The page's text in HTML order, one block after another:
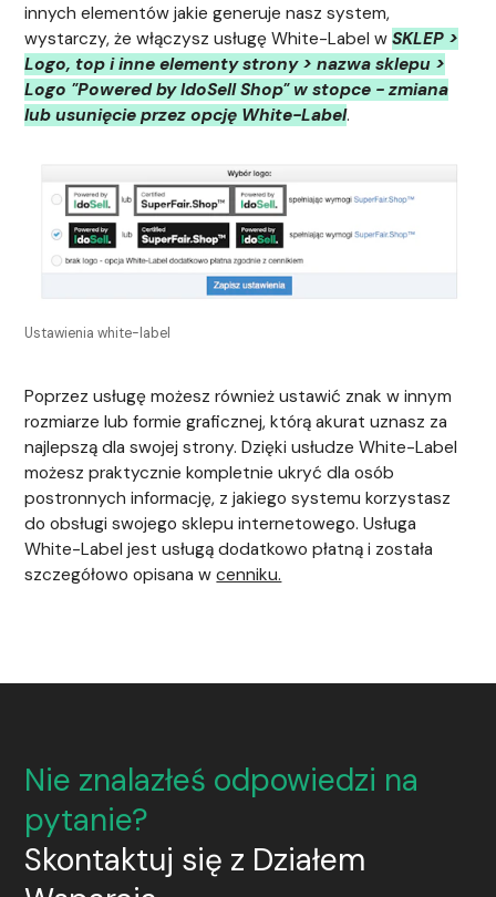
innych elementów jakie generuje nasz system,
wystarczy, że włączysz usługę White-Label wSKLEP >
Logo, top i inne elementy strony > nazwa sklepu >
Logo "Powered by IdoSell Shop" w stopce - zmiana
lub usunięcie przez opcję White-Label.
Ustawienia white-label
Poprzez usługę możesz również ustawić znak w innym
rozmiarze lub formie graficznej, którą akurat uznasz za
najlepszą dla swojej strony. Dzięki usłudze White-Label
możesz praktycznie kompletnie ukryć dla osób
postronnych informację, z jakiego systemu korzystasz
do obsługi swojego sklepu internetowego. Usługa
White-Label jest usługą dodatkowo płatną i została
szczegółowo opisana wcenniku.
Nie znalazłeś odpowiedzi na
pytanie?
Skontaktuj się z Działem